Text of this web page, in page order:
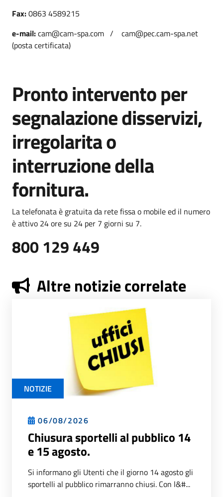
Fax:0863 4589215
e-mail:cam@cam-spa.com / cam@pec.cam-spa.net
(posta certificata)
Pronto intervento per
segnalazione disservizi,
irregolarita o
interruzione della
fornitura.
La telefonata è gratuita da rete fissa o mobile ed il numero
è attivo 24 ore su 24 per 7 giorni su 7.
800 129 449
Altre notizie correlate
NOTIZIE
06/08/2026
Chiusura sportelli al pubblico 14
e 15 agosto.
Si informano gli Utenti che il giorno 14 agosto gli
sportelli al pubblico rimarranno chiusi. Con l&#...